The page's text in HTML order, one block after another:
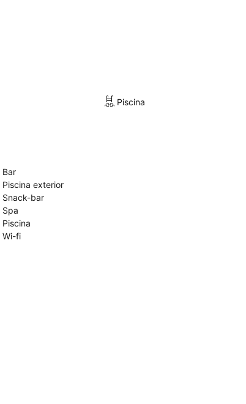
Piscina
Bar
Piscina exterior
Snack-bar
Spa
Piscina
Wi-fi